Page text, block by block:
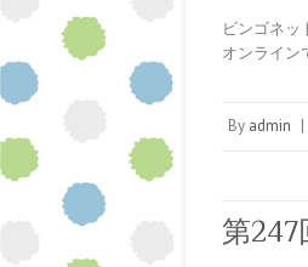
ビンゴネッ
オンライン
By admin |
第247